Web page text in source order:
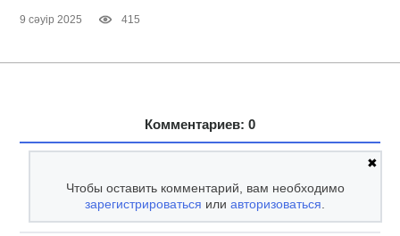
9 сәуір 2025 415
Комментариев: 0
✖
Чтобы оставить комментарий, вам необходимо
зарегистрироваться илиавторизоваться